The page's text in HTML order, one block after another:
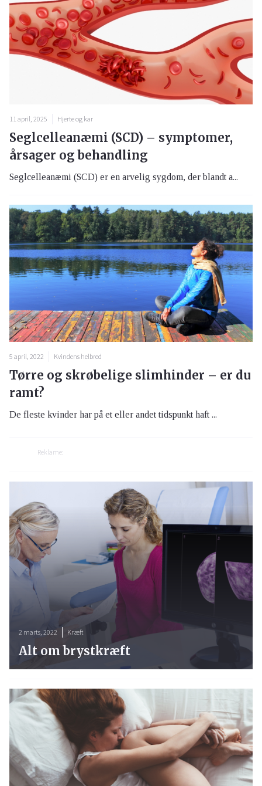
11 april, 2025 Hjerte og kar
Seglcelleanæmi (SCD) – symptomer,
årsager og behandling
Seglcelleanæmi (SCD) er en arvelig sygdom, der blandt a...
5 april, 2022 Kvindens helbred
Tørre og skrøbelige slimhinder – er du
ramt?
De fleste kvinder har på et eller andet tidspunkt haft ...
Reklame:
2 marts, 2022 Kræft
Alt om brystkræft